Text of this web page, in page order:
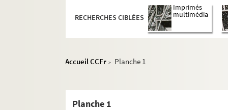
RECHERCHES CIBLÉES
Imprimés
multimédia
Accueil CCFr > Planche 1
Planche 1